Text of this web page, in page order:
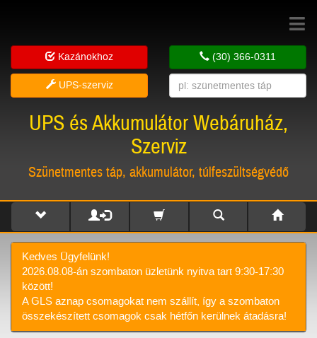
Toggle
Kazánokhoz
UPS-szerviz
(30) 366-0311
UPS és Akkumulátor Webáruház,
Szerviz
Szünetmentes táp, akkumulátor, túlfeszültségvédő
Kedves Ügyfelünk!
2026.08.08-án szombaton üzletünk nyitva tart 9:30-17:30
között!
A GLS aznap csomagokat nem szállít, így a szombaton
összekészített csomagok csak hétfőn kerülnek átadásra!